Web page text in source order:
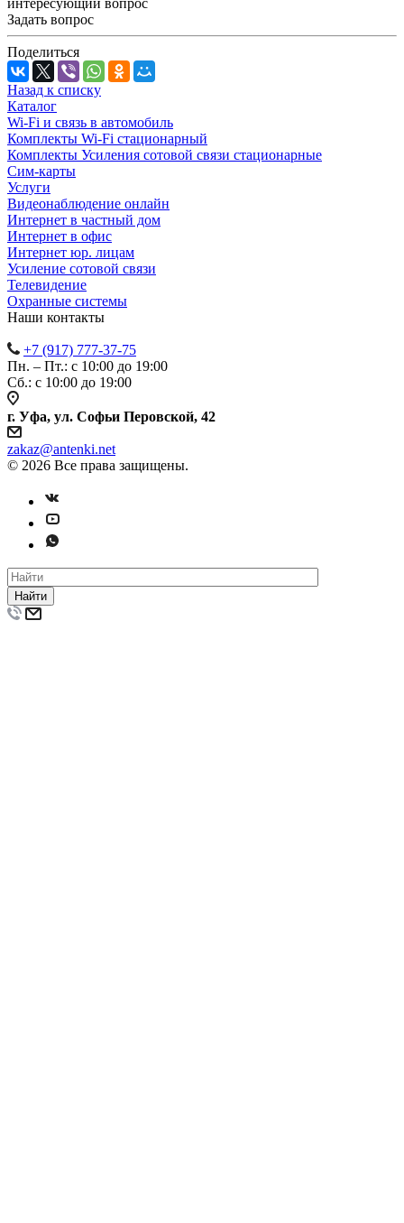
Задать вопрос
Поделиться
Назад к списку
Каталог
Wi-Fi и связь в автомобиль
Комплекты Wi-Fi стационарный
Комплекты Усиления сотовой связи стационарные
Сим-карты
Услуги
Видеонаблюдение онлайн
Интернет в частный дом
Интернет в офис
Интернет юр. лицам
Усиление сотовой связи
Телевидение
Охранные системы
Наши контакты
+7 (917) 777-37-75
Пн. – Пт.: с 10:00 до 19:00
Сб.: с 10:00 до 19:00
г. Уфа, ул. Софьи Перовской, 42
zakaz@antenki.net
© 2026 Все права защищены.
Найти